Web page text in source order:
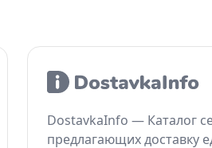
DostavkaInfo — Каталог
предлагающих доставку